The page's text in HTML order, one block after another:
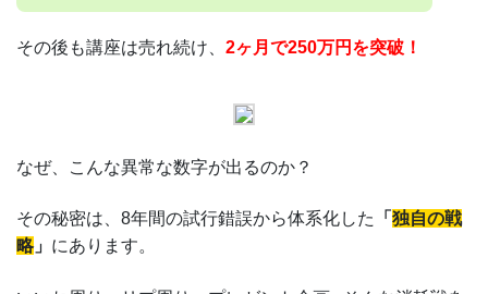
その後も講座は売れ続け、 2ヶ月で250万円を突破！
なぜ、こんな異常な数字が出るのか？
その秘密は、8年間の試行錯誤から体系化した 「 独自の戦
略」 にあります。